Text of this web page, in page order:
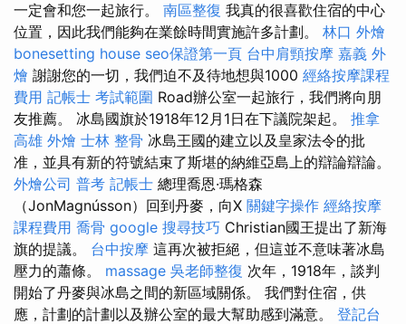
一定會和您一起旅行。 南區整復 我真的很喜歡住宿的中心
位置，因此我們能夠在業餘時間實施許多計劃。 林口 外燴
bonesetting house seo保證第一頁 台中肩頸按摩 嘉義 外
燴 謝謝您的一切，我們迫不及待地想與1000 經絡按摩課程
費用 記帳士 考試範圍 Road辦公室一起旅行，我們將向朋
友推薦。 冰島國旗於1918年12月1日在下議院架起。 推拿
高雄 外燴 士林 整骨 冰島王國的建立以及皇家法令的批
准，並具有新的符號結束了斯堪的納維亞島上的辯論辯論。
外燴公司 普考 記帳士 總理喬恩·瑪格森
（JonMagnússon）回到丹麥，向X 關鍵字操作 經絡按摩
課程費用 喬骨 google 搜尋技巧 Christian國王提出了新海
旗的提議。 台中按摩 這再次被拒絕，但這並不意味著冰島
壓力的蕭條。 massage 吳老師整復 次年，1918年，談判
開始了丹麥與冰島之間的新區域關係。 我們對住宿，供
應，計劃的計劃以及辦公室的最大幫助感到滿意。 登記台